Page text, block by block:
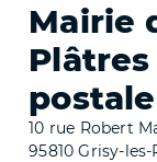
Mairie
10 rue Robert
95810 Grisy-